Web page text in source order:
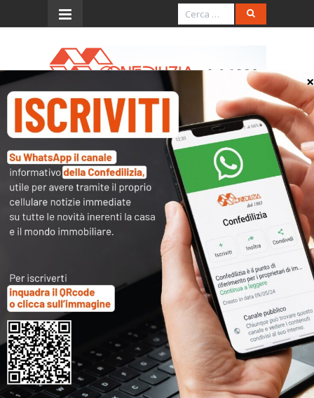
Menu
DaConfedilizia notizie
di
giugno